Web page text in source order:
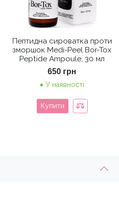
Пептидна сироватка проти
зморшок Medi-Peel Bor-Tox
Peptide Ampoule, 30 мл
650 грн
У наявності
Купити